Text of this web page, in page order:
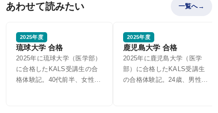
あわせて読みたい 一覧へ
2025年度
琉球大学 合格
2025年に琉球大学（医学部）
に合格したKALS受講生の合
格体験記。40代前半、女性。
2025年度
鹿児島大学 合格
2025年に鹿児島大学（医学
部）に合格したKALS受講生
の合格体験記。24歳、男性。